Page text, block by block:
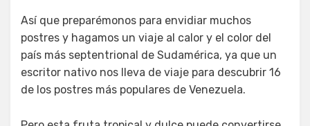
Así que preparémonos para envidiar muchos
postres y hagamos un viaje al calor y el color del
país más septentrional de Sudamérica, ya que un
escritor nativo nos lleva de viaje para descubrir 16
de los postres más populares de Venezuela.